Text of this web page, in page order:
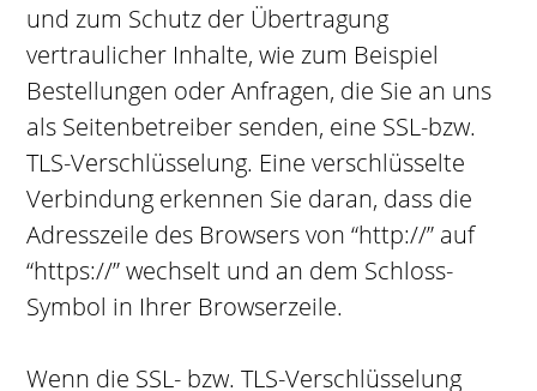
und zum Schutz der Übertragung
vertraulicher Inhalte, wie zum Beispiel
Bestellungen oder Anfragen, die Sie an uns
als Seitenbetreiber senden, eine SSL-bzw.
TLS-Verschlüsselung. Eine verschlüsselte
Verbindung erkennen Sie daran, dass die
Adresszeile des Browsers von “http://” auf
“https://” wechselt und an dem Schloss-
Symbol in Ihrer Browserzeile.
Wenn die SSL- bzw. TLS-Verschlüsselung